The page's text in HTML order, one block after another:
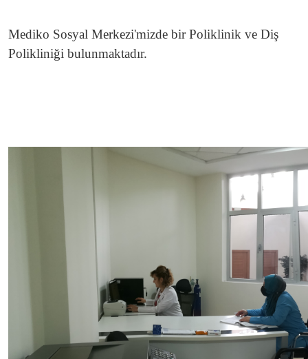
Mediko Sosyal Merkezi'mizde bir Poliklinik ve Diş
Polikliniği bulunmaktadır.